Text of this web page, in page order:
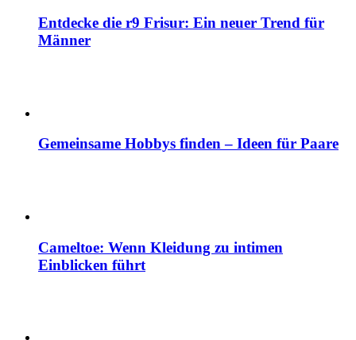
Entdecke die r9 Frisur: Ein neuer Trend für
Männer
Gemeinsame Hobbys finden – Ideen für Paare
Cameltoe: Wenn Kleidung zu intimen
Einblicken führt